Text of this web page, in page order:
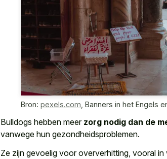
Bron: pexels.com Banners in het Engels
Bulldogs hebben meer zorg nodig dan de
vanwege hun gezondheidsproblemen.
Ze zijn gevoelig voor oververhitting, vooral in